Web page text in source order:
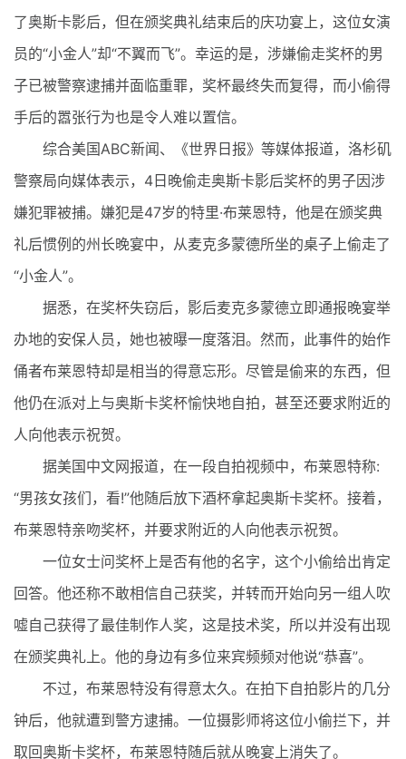
了奥斯卡影后，但在颁奖典礼结束后的庆功宴上，这位女演
员的“小金人”却“不翼而飞”。幸运的是，涉嫌偷走奖杯的男
子已被警察逮捕并面临重罪，奖杯最终失而复得，而小偷得
手后的嚣张行为也是令人难以置信。
综合美国ABC新闻、《世界日报》等媒体报道，洛杉矶
警察局向媒体表示，4日晚偷走奥斯卡影后奖杯的男子因涉
嫌犯罪被捕。嫌犯是47岁的特里·布莱恩特，他是在颁奖典
礼后惯例的州长晚宴中，从麦克多蒙德所坐的桌子上偷走了
“小金人”。
据悉，在奖杯失窃后，影后麦克多蒙德立即通报晚宴举
办地的安保人员，她也被曝一度落泪。然而，此事件的始作
俑者布莱恩特却是相当的得意忘形。尽管是偷来的东西，但
他仍在派对上与奥斯卡奖杯愉快地自拍，甚至还要求附近的
人向他表示祝贺。
据美国中文网报道，在一段自拍视频中，布莱恩特称:
“男孩女孩们，看!”他随后放下酒杯拿起奥斯卡奖杯。接着，
布莱恩特亲吻奖杯，并要求附近的人向他表示祝贺。
一位女士问奖杯上是否有他的名字，这个小偷给出肯定
回答。他还称不敢相信自己获奖，并转而开始向另一组人吹
嘘自己获得了最佳制作人奖，这是技术奖，所以并没有出现
在颁奖典礼上。他的身边有多位来宾频频对他说“恭喜”。
不过，布莱恩特没有得意太久。在拍下自拍影片的几分
钟后，他就遭到警方逮捕。一位摄影师将这位小偷拦下，并
取回奥斯卡奖杯，布莱恩特随后就从晚宴上消失了。